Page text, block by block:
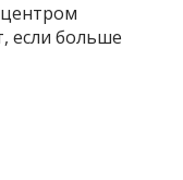
если больше